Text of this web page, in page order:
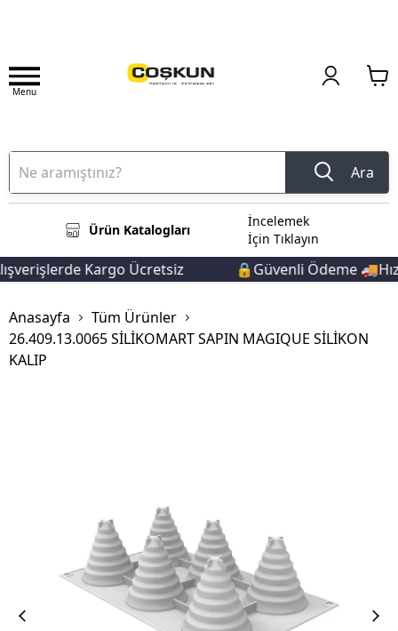
Menu
Ara
Ürün Katalogları
İncelemek
İçin Tıklayın
Kargo Ücretsiz 🔒Güvenli Ödeme
Anasayfa
Tüm Ürünler
26.409.13.0065 SİLİKOMART SAPIN MAGIQUE SİLİKON
KALIP